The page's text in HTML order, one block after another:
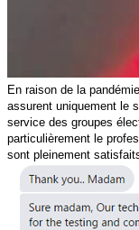
En raison de la
assurent uniquement le
service des groupes
particulièrement le
sont pleinement